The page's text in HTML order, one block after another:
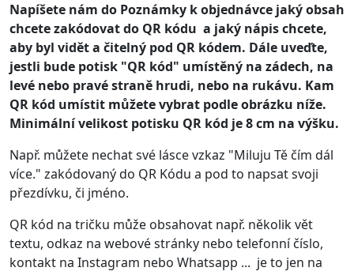
Napíšete nám do Poznámky k objednávce jaký obsah
chcete zakódovat do QR kódu a jaký nápis chcete,
aby byl vidět a čitelný pod QR kódem. Dále uveďte,
jestli bude potisk "QR kód" umístěný na zádech, na
levé nebo pravé straně hrudi, nebo na rukávu. Kam
QR kód umístit můžete vybrat podle obrázku níže.
Minimální velikost potisku QR kód je 8 cm na výšku.
Např. můžete nechat své lásce vzkaz "Miluju Tě čím dál
více." zakódovaný do QR Kódu a pod to napsat svoji
přezdívku, či jméno.
QR kód na tričku může obsahovat např. několik vět
textu, odkaz na webové stránky nebo telefonní číslo,
kontakt na Instagram nebo Whatsapp ... je to jen na